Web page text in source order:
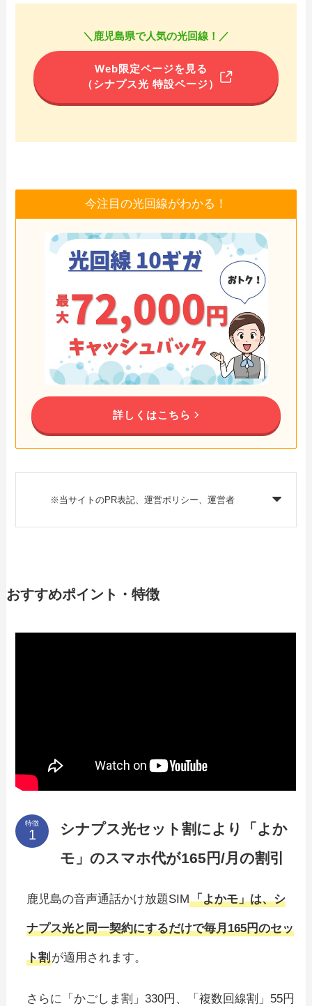
＼鹿児島県で人気の光回線！／
Web限定ページを見る
（シナプス光 特設ページ）
今注目の光回線がわかる！
詳しくはこちら
※当サイトのPR表記、運営ポリシー、運営者
おすすめポイント・特徴
特徴
シナプス光セット割により「よか
モ」のスマホ代が165円/月の割引
鹿児島の音声通話かけ放題SIM「よかモ」は、シ
ナプス光と同一契約にするだけで毎月165円のセッ
ト割が適用されます。
さらに「かごしま割」330円、「複数回線割」55円